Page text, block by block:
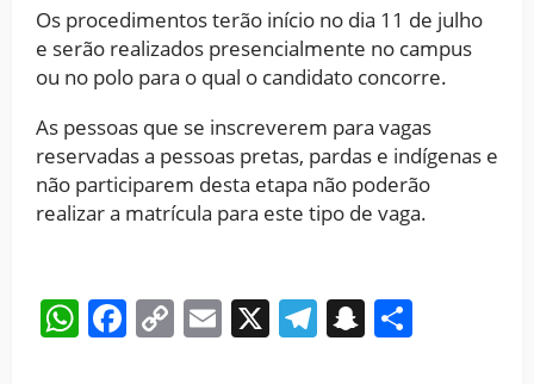
Os procedimentos terão início no dia 11 de julho
e serão realizados presencialmente no campus
ou no polo para o qual o candidato concorre.
As pessoas que se inscreverem para vagas
reservadas a pessoas pretas, pardas e indígenas e
não participarem desta etapa não poderão
realizar a matrícula para este tipo de vaga.
WhatsApp
Facebook
CopyEmail
X Telegram
Snapchat